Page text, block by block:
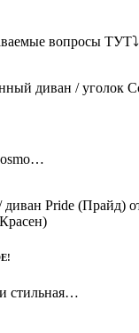
вопросы ТУТ⤵
стильная…